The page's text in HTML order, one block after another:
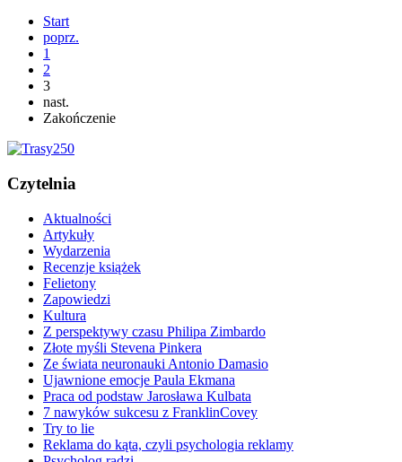
Start
poprz.
1
2
3
nast.
Zakończenie
Czytelnia
Aktualności
Artykuły
Wydarzenia
Recenzje książek
Felietony
Zapowiedzi
Kultura
Z perspektywy czasu Philipa Zimbardo
Złote myśli Stevena Pinkera
Ze świata neuronauki Antonio Damasio
Ujawnione emocje Paula Ekmana
Praca od podstaw Jarosława Kulbata
7 nawyków sukcesu z FranklinCovey
Try to lie
Reklama do kąta, czyli psychologia reklamy